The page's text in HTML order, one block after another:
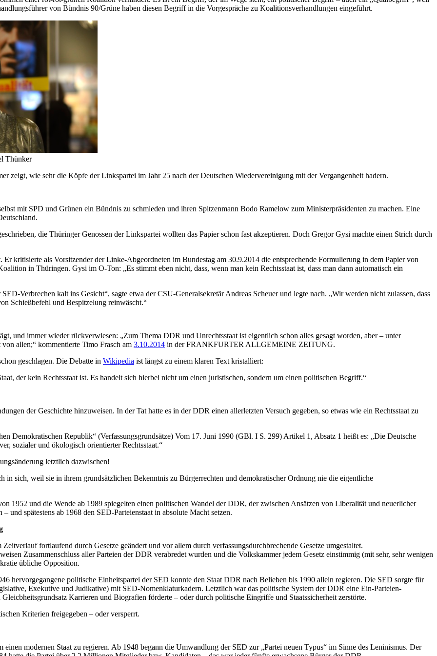
von Bündnis 90/Grüne haben diesen Begriff in die Vorgespräche zu Koalitionsverhandlungen eingeführt.
Thünker
zeigt, wie sehr die Köpfe der Linkspartei im Jahr 25 nach der Deutschen Wiedervereinigung mit der Vergangenheit hadern.
mit SPD und Grünen ein Bündnis zu schmieden und ihren Spitzenmann Bodo Ramelow zum Ministerpräsidenten zu machen. Eine
die Thüringer Genossen der Linkspartei wollten das Papier schon fast akzeptieren. Doch Gregor Gysi machte einen Strich durch
kritisierte als Vorsitzender der Linke-Abgeordneten im Bundestag am 30.9.2014 die entsprechende Formulierung in dem Papier von
in Thüringen. Gysi im O-Ton: „Es stimmt eben nicht, dass, wenn man kein Rechtsstaat ist, dass man dann automatisch ein
Verbrechen kalt ins Gesicht“, sagte etwa der CSU-Generalsekretär Andreas Scheuer und legte nach. „Wir werden nicht zulassen, dass
Schießbefehl und Bespitzelung reinwäscht.“
und immer wieder rückverwiesen: „Zum Thema DDR und Unrechtsstaat ist eigentlich schon alles gesagt worden, aber – unter
allen;“ kommentierte Timo Frasch am 3.10.2014 in der FRANKFURTER ALLGEMEINE ZEITUNG.
geschlagen. Die Debatte in Wikipedia ist längst zu einem klaren Text kristalliert:
der kein Rechtsstaat ist. Es handelt sich hierbei nicht um einen juristischen, sondern um einen politischen Begriff.“
der Geschichte hinzuweisen. In der Tat hatte es in der DDR einen allerletzten Versuch gegeben, so etwas wie ein Rechtsstaat zu
Demokratischen Republik“ (Verfassungsgrundsätze) Vom 17. Juni 1990 (GBl. I S. 299) Artikel 1, Absatz 1 heißt es: „Die Deutsche
sozialer und ökologisch orientierter Rechtsstaat.“
letztlich dazwischen!
sich, weil sie in ihrem grundsätzlichen Bekenntnis zu Bürgerrechten und demokratischer Ordnung nie die eigentliche
1952 und die Wende ab 1989 spiegelten einen politischen Wandel der DDR, der zwischen Ansätzen von Liberalität und neuerlicher
und spätestens ab 1968 den SED-Parteienstaat in absolute Macht setzen.
fortlaufend durch Gesetze geändert und vor allem durch verfassungsdurchbrechende Gesetze umgestaltet.
Zusammenschluss aller Parteien der DDR verabredet wurden und die Volkskammer jedem Gesetz einstimmig (mit sehr, sehr wenigen
übliche Opposition.
hervorgegangene politische Einheitspartei der SED konnte den Staat DDR nach Belieben bis 1990 allein regieren. Die SED sorgte für
Exekutive und Judikative) mit SED-Nomenklaturkadern. Letztlich war das politische System der DDR eine Ein-Parteien-
Karrieren und Biografien förderte – oder durch politische Eingriffe und Staatssicherheit zerstörte.
Kriterien freigegeben – oder versperrt.
modernen Staat zu regieren. Ab 1948 begann die Umwandlung der SED zur „Partei neuen Typus“ im Sinne des Leninismus. Der